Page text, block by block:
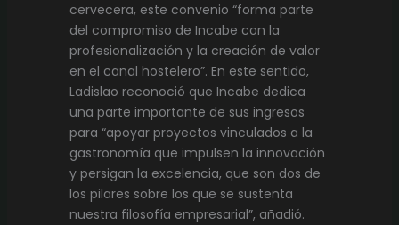
cervecera, este convenio “forma parte
del compromiso de Incabe con la
profesionalización y la creación de valor
en el canal hostelero”. En este sentido,
Ladislao reconoció que Incabe dedica
una parte importante de sus ingresos
para “apoyar proyectos vinculados a la
gastronomía que impulsen la innovación
y persigan la excelencia, que son dos de
los pilares sobre los que se sustenta
nuestra filosofía empresarial”, añadió.